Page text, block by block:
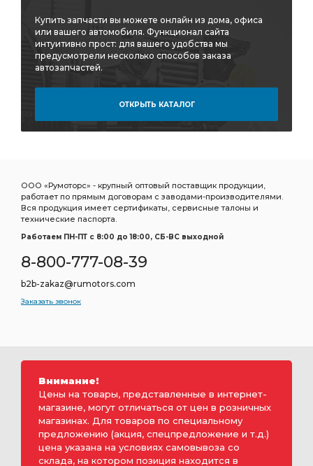
Купить запчасти вы можете онлайн из дома, офиса
или вашего автомобиля. Функционал сайта
интуитивно прост: для вашего удобства мы
предусмотрели несколько способов заказа
автозапчастей.
ОТКРЫТЬ КАТАЛОГ
ООО «Румоторс» - крупный оптовый поставщик продукции,
работает по прямым договорам с заводами-производителями.
Вся продукция имеет сертификаты, сервисные талоны и
технические паспорта.
Работаем ПН-ПТ c 8:00 до 18:00, СБ-ВС выходной
8-800-777-08-39
b2b-zakaz@rumotors.com
Заказать звонок
Внимание!
Цены на товары, представленные в интернет-
магазине, могут отличаться от цен в розничных
магазинах. Для товаров по специальному
предложению (акция, спецпредложение и т.д.)
цена указана на условиях самовывоза со
склада, на котором позиция находится в